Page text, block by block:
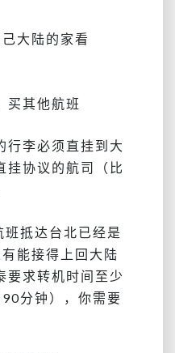
大陆的家看
买其他航班
行李必须直挂到大
挂协议的航司（比
抵达台北已经是
能接得上回大陆
要求转机时间至少
分钟），你需要